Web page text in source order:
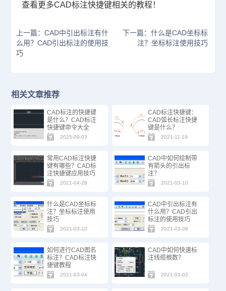
查看更多CAD标注快捷键相关的教程！
上一篇：CAD中引出标注有什
么用？CAD引出标注的使用技
巧
下一篇：什么是CAD坐标标
注？坐标标注使用技巧
相关文章推荐
CAD标注的快捷键
是什么？CAD标注
快捷键命令大全
2025-09-03
CAD标注快捷键：
CAD弧长标注快捷
键是什么？
2021-11-19
常用CAD标注快捷
键有哪些？CAD标
注快捷键应用技巧
2021-04-28
CAD中如何绘制带
有箭头的引出标
注？
2021-03-10
什么是CAD坐标标
注？坐标标注使用
技巧
2021-03-10
CAD中引出标注有
什么用？CAD引出
标注的使用技巧
2021-03-09
如何进行CAD图名
标注？CAD标注快
捷键教程
2021-03-04
CAD中如何快速标
注线缆根数？
2021-03-02